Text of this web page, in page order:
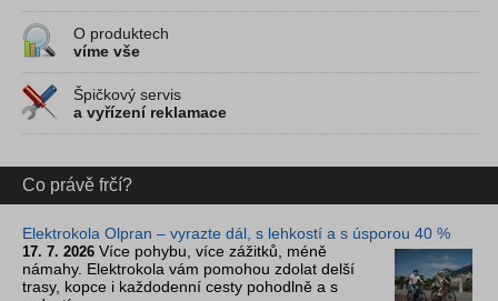
O produktech
víme vše
Špičkový servis
a vyřízení reklamace
Co právě frčí?
Elektrokola Olpran – vyrazte dál, s lehkostí a s úsporou 40 %
17. 7. 2026 Více pohybu, více zážitků, méně
námahy. Elektrokola vám pomohou zdolat delší
trasy, kopce i každodenní cesty pohodlně a s